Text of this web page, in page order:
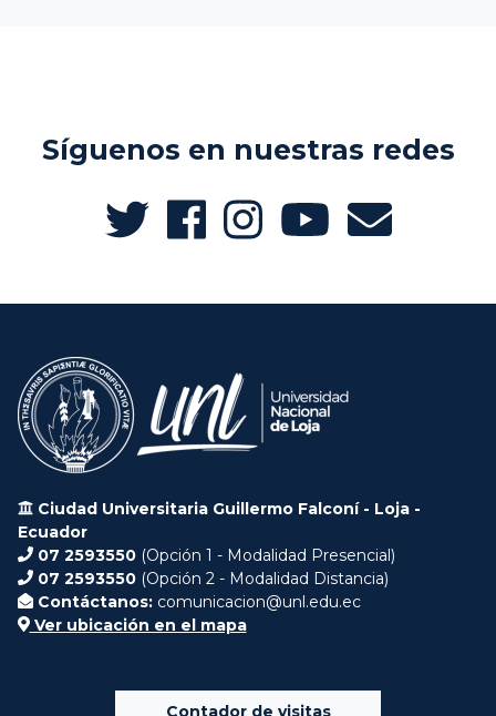
Síguenos en nuestras redes
Ciudad Universitaria Guillermo Falconí - Loja -
Ecuador
07 2593550 (Opción 1 - Modalidad Presencial)
07 2593550 (Opción 2 - Modalidad Distancia)
Contáctanos: comunicacion@unl.edu.ec
Ver ubicación en el mapa
Contador de visitas